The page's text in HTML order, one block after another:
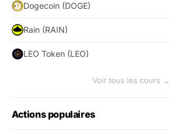
Dogecoin (DOGE)
Rain (RAIN)
LEO Token (LEO)
Voir tous les cours →
Actions populaires